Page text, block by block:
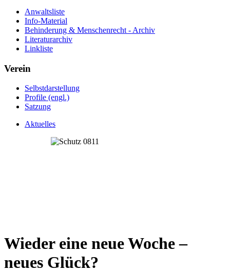
Anwaltsliste
Info-Material
Behinderung & Menschenrecht - Archiv
Literaturarchiv
Linkliste
Verein
Selbstdarstellung
Profile (engl.)
Satzung
Aktuelles
Wieder eine neue Woche –
neues Glück?